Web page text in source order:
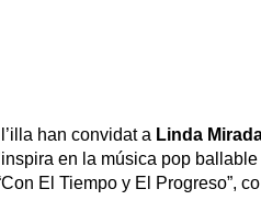
han convidat a Linda
en la música pop
El Tiempo y El Progreso”,